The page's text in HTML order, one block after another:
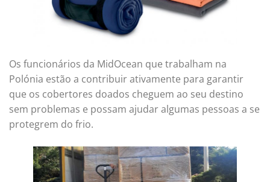
Os funcionários da MidOcean que trabalham na
Polónia estão a contribuir ativamente para garantir
que os cobertores doados cheguem ao seu destino
sem problemas e possam ajudar algumas pessoas a se
protegrem do frio.